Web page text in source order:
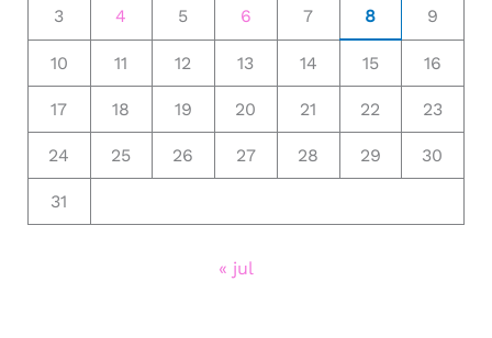
3 4 5 6 7 8 9
10 11 12 13 14 15 16
17 18 19 20 21 22 23
24 25 26 27 28 29 30
31
« jul